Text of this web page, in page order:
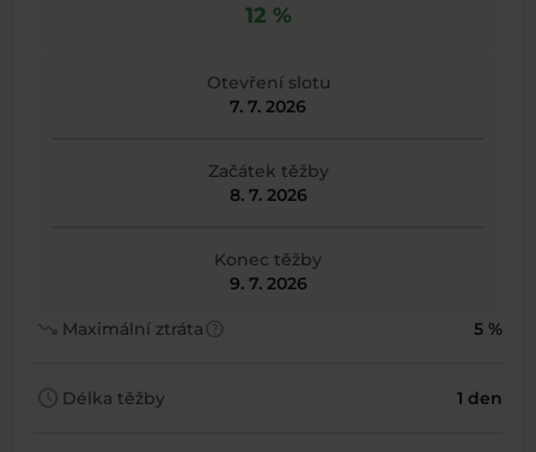
12 %
Otevření slotu
7. 7. 2026
Začátek těžby
8. 7. 2026
Konec těžby
9. 7. 2026
trending_down Maximální ztrátahelp 5 %
schedule Délka těžby 1 den